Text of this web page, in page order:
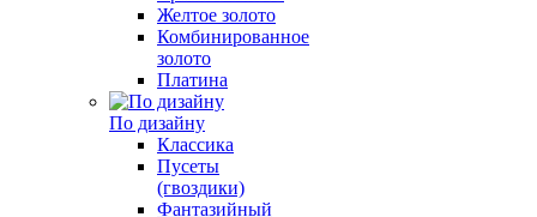
Желтое золото
Комбинированное
золото
Платина
По дизайну
Классика
Пусеты
(гвоздики)
Фантазийный